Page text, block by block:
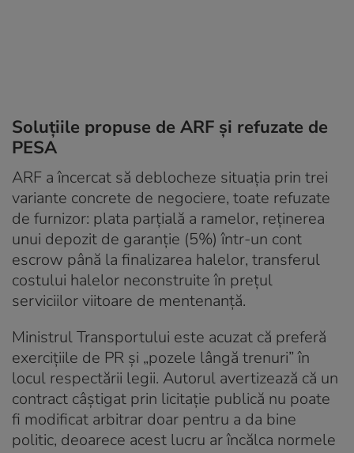
Soluțiile propuse de ARF și refuzate de
PESA
ARF a încercat să deblocheze situația prin trei
variante concrete de negociere, toate refuzate
de furnizor: plata parțială a ramelor, reținerea
unui depozit de garanție (5%) într-un cont
escrow până la finalizarea halelor, transferul
costului halelor neconstruite în prețul
serviciilor viitoare de mentenanță.
Ministrul Transportului este acuzat că preferă
exercițiile de PR și „pozele lângă trenuri” în
locul respectării legii. Autorul avertizează că un
contract câștigat prin licitație publică nu poate
fi modificat arbitrar doar pentru a da bine
politic, deoarece acest lucru ar încălca normele